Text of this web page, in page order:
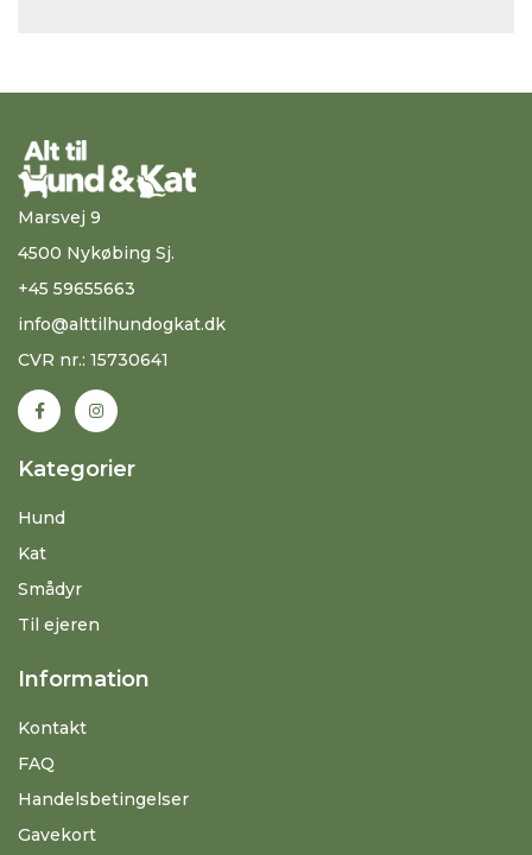
Marsvej 9
4500 Nykøbing Sj.
+45 59655663
info@alttilhundogkat.dk
CVR nr.: 15730641
Kategorier
Hund
Kat
Smådyr
Til ejeren
Information
Kontakt
FAQ
Handelsbetingelser
Gavekort